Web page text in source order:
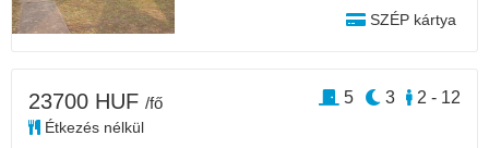
SZÉP kártya
23700 HUF /fő
Étkezés nélkül
2 - 12
3
5